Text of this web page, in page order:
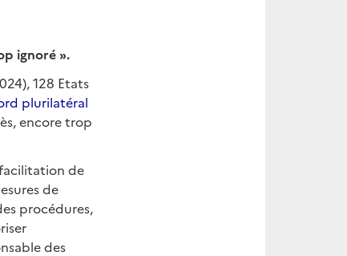
ignoré».
128 Etats
plurilatéral
encore trop
de
de
procédures,
des